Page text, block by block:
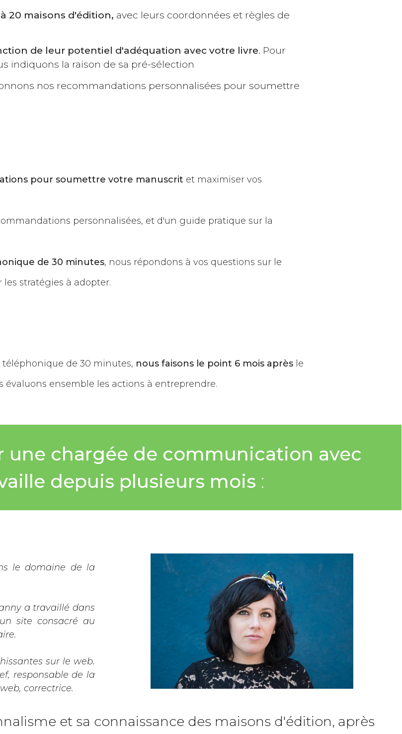
20 maisons d'édition, avec leurs coordonnées et règles de
de leur potentiel d'adéquation avec votre livre. Pour
indiquons la raison de sa pré-sélection
nos recommandations personnalisées pour soumettre
pour soumettre votre manuscrit et maximiser vos
personnalisées, et d'un guide pratique sur la
de 30 minutes, nous répondons à vos questions sur le
les stratégies à adopter.
de 30 minutes, nous faisons le point 6 mois après le
évaluons ensemble les actions à entreprendre.
une chargée de communication avec
depuis plusieurs mois :
le domaine de la
a travaillé dans
site consacré au
sur le web.
responsable de la
correctrice.
et sa connaissance des maisons d'édition, après